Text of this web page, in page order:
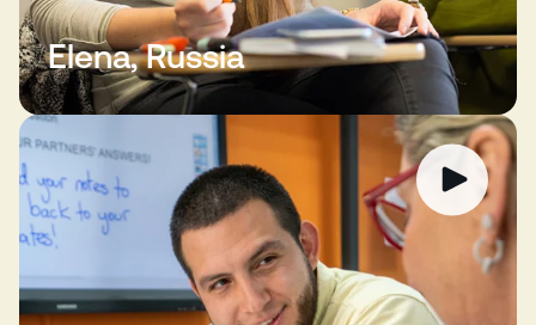
Elena, Russia